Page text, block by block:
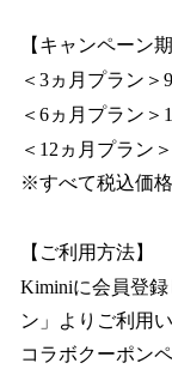
【キャンペーン
＜3ヵ月プラン＞
＜6ヵ月プラン＞
＜12ヵ月プラン
※すべて税込価格
【ご利用方法】
Kiminiに会員登
ン」よりご利用
コラボクーポン